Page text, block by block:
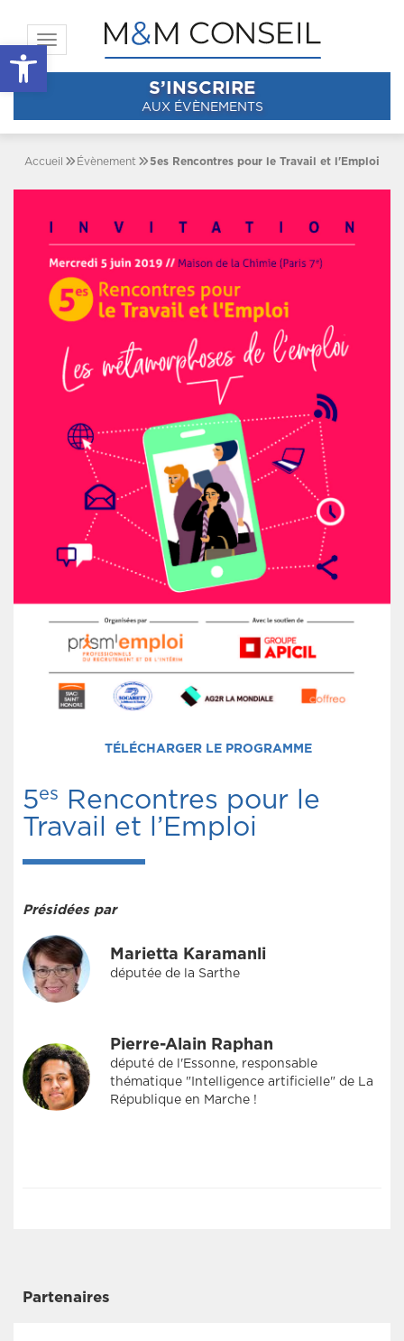
Ouvrir la barre d’outils
Toggle navigation
S’INSCRIRE
AUX ÉVÈNEMENTS
Accueil Évènement 5es Rencontres pour le Travail et l'Emploi
TÉLÉCHARGER LE PROGRAMME
5es
Rencontres pour le
Travail et l’Emploi
Présidées par
Marietta Karamanli
députée de la Sarthe
Pierre-Alain Raphan
député de l'Essonne, responsable
thématique "Intelligence artificielle" de La
République en Marche !
Partenaires